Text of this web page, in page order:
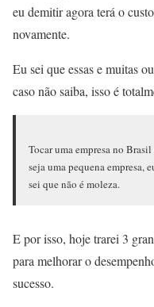
eu demitir agora terá o
novamente.
Eu sei que essas e muitas
caso não saiba, isso é
Tocar uma empresa no
seja uma pequena empresa,
sei que não é moleza.
E por isso, hoje trarei 3
para melhorar o
sucesso.